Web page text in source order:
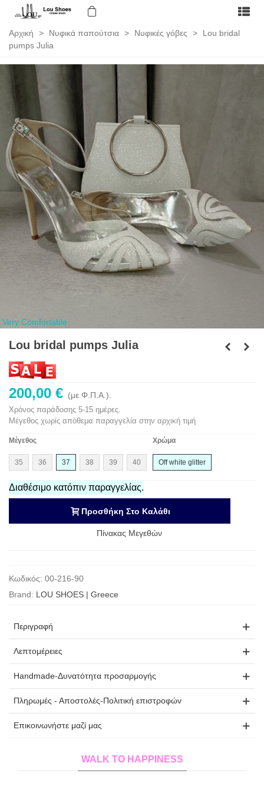
Αρχική > Νυφικά παπούτσια > Νυφικές γόβες >
Lou bridal
pumps Julia
Very Comfortable
Lou bridal pumps Julia
200,00 € (με Φ.Π.Α.).
Χρόνος παράδοσης 5-15 ημέρες.
Μέγεθος χωρίς απόθεμα παραγγελία στην αρχική τιμή
Μέγεθος
35 36 37 38 39 40
Χρώμα
Off white glitter
Διαθέσιμο κατόπιν παραγγελίας.
Προσθήκη Στο Καλάθι
Πίνακας Μεγεθών
Κωδικός: 00-216-90
Brand: LOU SHOES | Greece
Περιγραφή
Λεπτομέρειες
Handmade-Δυνατότητα προσαρμογής
Πληρωμές - Αποστολές-Πολιτική επιστροφών
Επικοινωνήστε μαζί μας
WALK TO HAPPINESS